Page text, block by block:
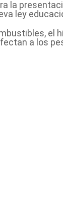
la
ley
el
a los